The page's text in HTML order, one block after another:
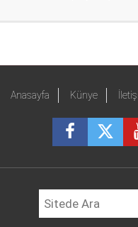
Anasayfa Künye